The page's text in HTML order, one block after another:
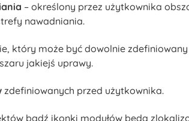
– określony przez użytkownika
nawadniania.
który może być dowolnie
jakiejś uprawy.
zdefiniowanych przed użytkownika.
bądź ikonki modułów będą